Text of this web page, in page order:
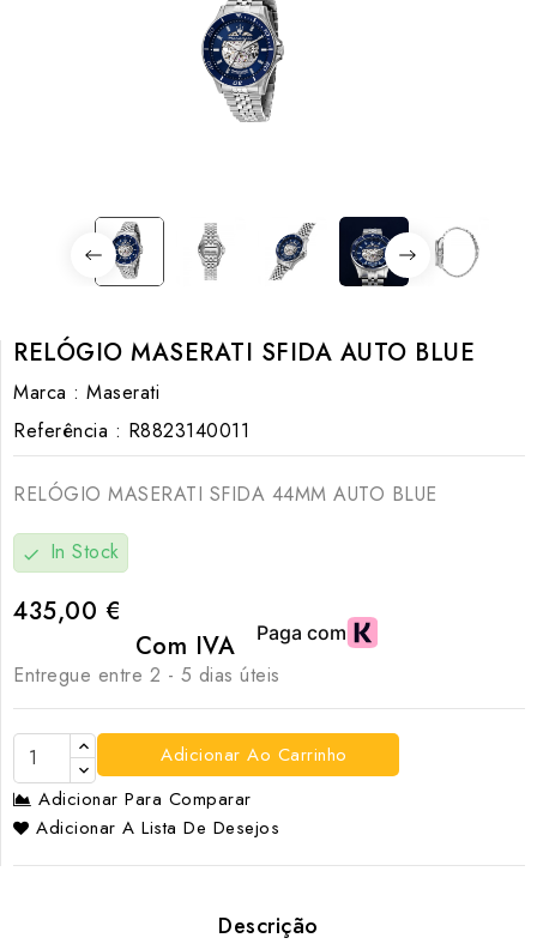
RELÓGIO MASERATI SFIDA AUTO BLUE
Marca : Maserati
Referência : R8823140011
RELÓGIO MASERATI SFIDA 44MM AUTO BLUE
check In Stock
435,00 €
Com IVA
Entregue entre 2 - 5 dias úteis
Adicionar Ao Carrinho
Adicionar Para Comparar
Adicionar A Lista De Desejos
Descrição